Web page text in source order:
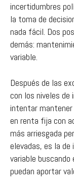
incertidumbres
la toma de
nada fácil. Dos
demás:
variable.
Después de las
con los niveles de
intentar
en renta fija con
más arriesgada
elevadas, es la
variable
puedan aportar